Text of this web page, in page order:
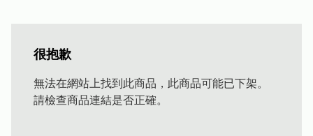
很抱歉
無法在網站上找到此商品，此商品可能已下架。
請檢查商品連結是否正確。